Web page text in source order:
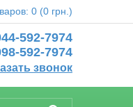
0 (0 грн.)
592-7974
592-7974
звонок